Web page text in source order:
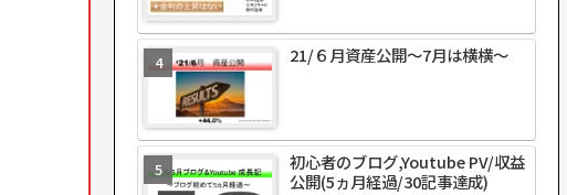
21/６月資産公開～7月は横横～
初心者のブログ,Youtube PV/収益
公開(5ヵ月経過/30記事達成)